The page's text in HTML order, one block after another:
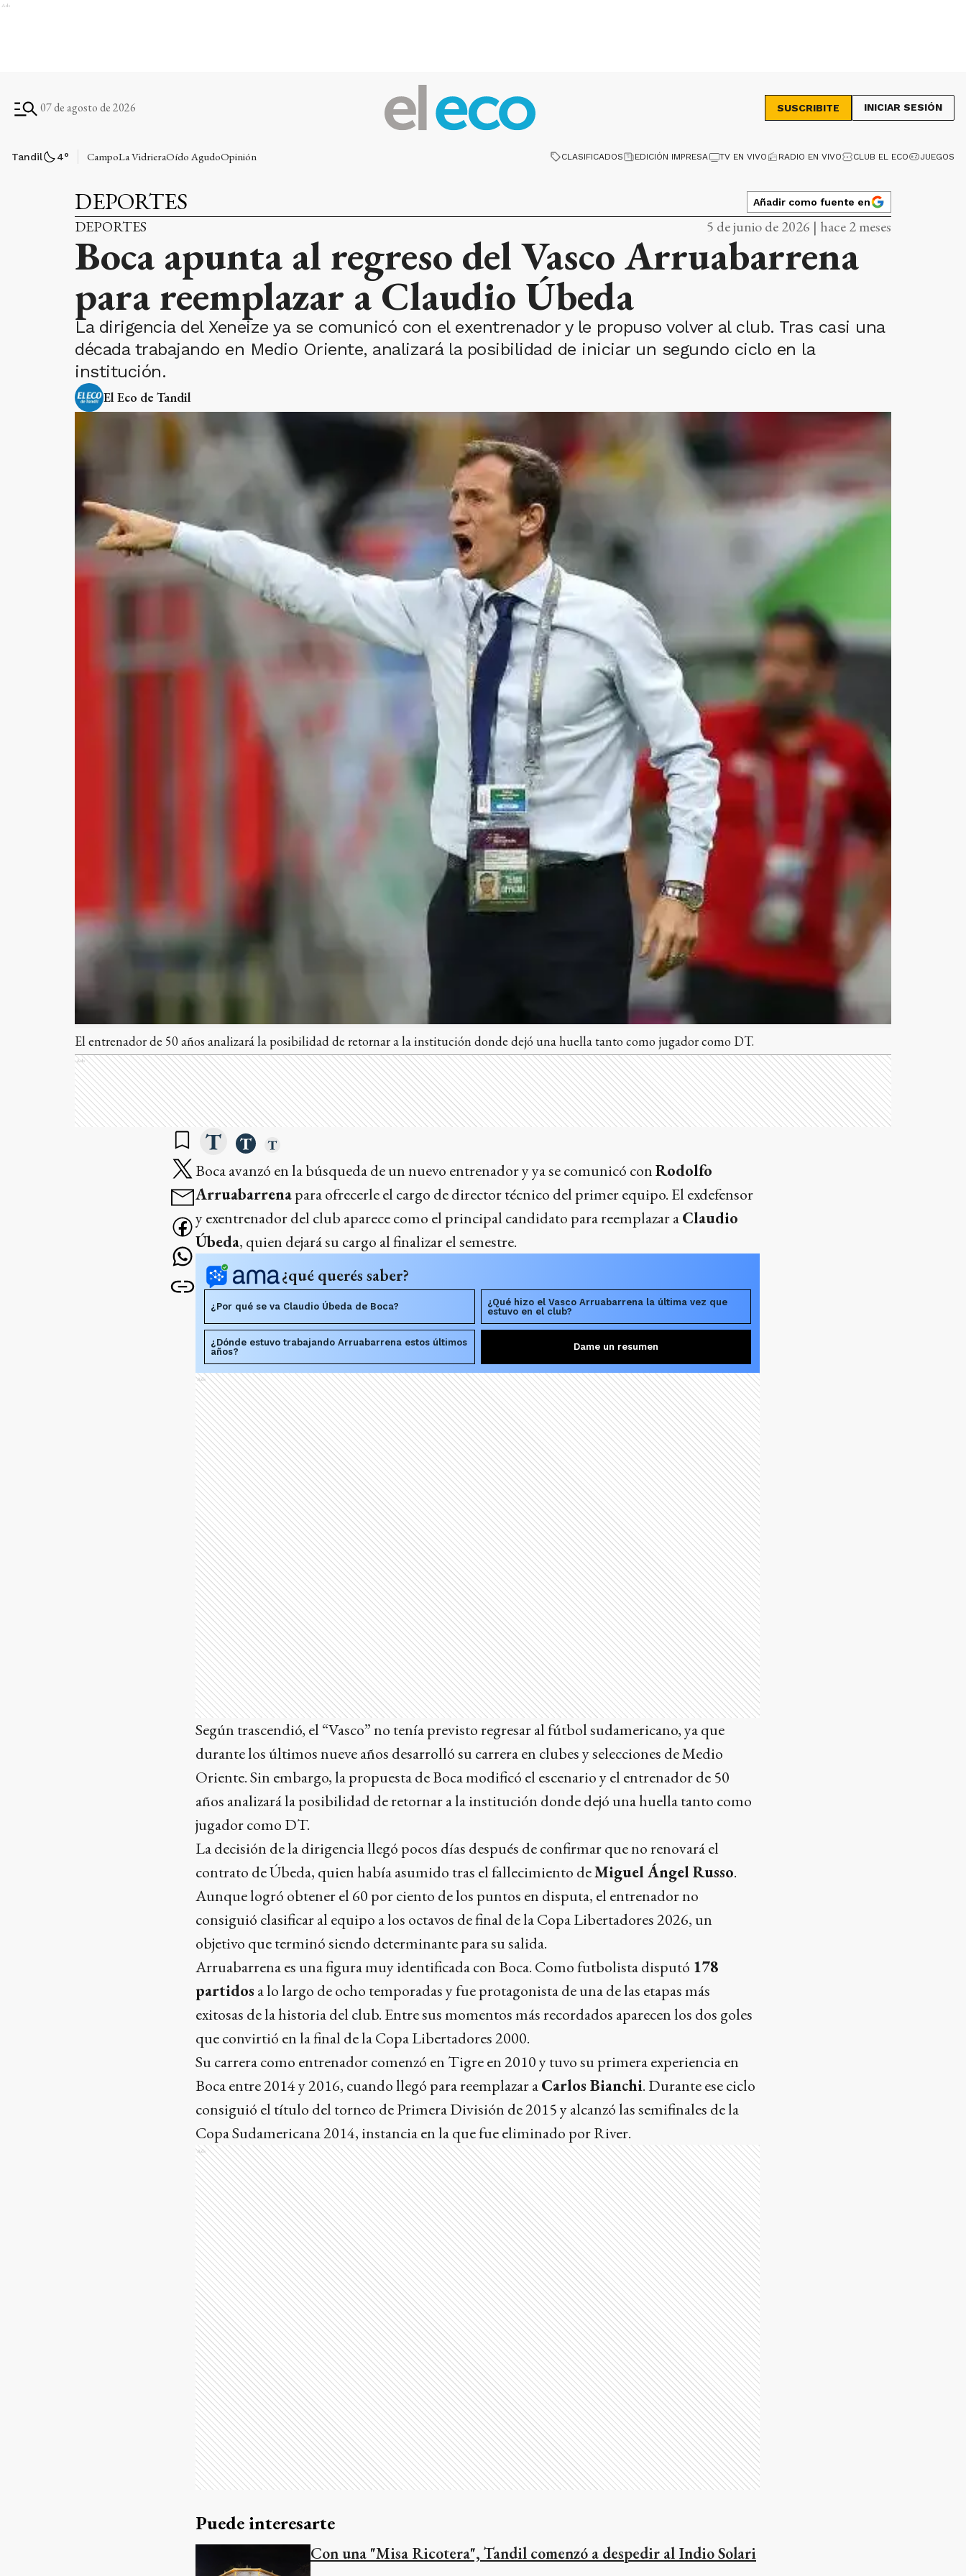
Ads
07 de agosto de 2026 SUSCRIBITE INICIAR SESIÓN
Tandil 4° CampoLa VidrieraOído AgudoOpinión CLASIFICADOS EDICIÓN IMPRESA TV EN VIVO RADIO EN VIVO CLUB EL ECO JUEGOS
DEPORTES Añadir como fuente en
DEPORTES 5 de junio de 2026 | hace 2 meses
Boca apunta al regreso del Vasco Arruabarrena
para reemplazar a Claudio Úbeda
La dirigencia del Xeneize ya se comunicó con el exentrenador y le propuso volver al club. Tras casi una
década trabajando en Medio Oriente, analizará la posibilidad de iniciar un segundo ciclo en la
institución.
El Eco de Tandil
El entrenador de 50 años analizará la posibilidad de retornar a la institución donde dejó una huella tanto como jugador como DT.
Ads
Boca avanzó en la búsqueda de un nuevo entrenador y ya se comunicó conRodolfo
Arruabarrenapara ofrecerle el cargo de director técnico del primer equipo. El exdefensor
y exentrenador del club aparece como el principal candidato para reemplazar aClaudio
Úbeda, quien dejará su cargo al finalizar el semestre.
¿qué querés saber?
¿Por qué se va Claudio Úbeda de Boca?
¿Qué hizo el Vasco Arruabarrena la última vez que
estuvo en el club?
¿Dónde estuvo trabajando Arruabarrena estos últimos
años?
Dame un resumen
Ads
Según trascendió, el “Vasco” no tenía previsto regresar al fútbol sudamericano, ya que
durante los últimos nueve años desarrolló su carrera en clubes y selecciones de Medio
Oriente. Sin embargo, la propuesta de Boca modificó el escenario y el entrenador de 50
años analizará la posibilidad de retornar a la institución donde dejó una huella tanto como
jugador como DT.
La decisión de la dirigencia llegó pocos días después de confirmar que no renovará el
contrato de Úbeda, quien había asumido tras el fallecimiento deMiguel Ángel Russo.
Aunque logró obtener el 60 por ciento de los puntos en disputa, el entrenador no
consiguió clasificar al equipo a los octavos de final de la Copa Libertadores 2026, un
objetivo que terminó siendo determinante para su salida.
Arruabarrena es una figura muy identificada con Boca. Como futbolista disputó 178
partidos a lo largo de ocho temporadas y fue protagonista de una de las etapas más
exitosas de la historia del club. Entre sus momentos más recordados aparecen los dos goles
que convirtió en la final de la Copa Libertadores 2000.
Su carrera como entrenador comenzó en Tigre en 2010 y tuvo su primera experiencia en
Boca entre 2014 y 2016, cuando llegó para reemplazar aCarlos Bianchi. Durante ese ciclo
consiguió el título del torneo de Primera División de 2015 y alcanzó las semifinales de la
Copa Sudamericana 2014, instancia en la que fue eliminado por River.
Ads
Puede interesarte
Con una "Misa Ricotera", Tandil comenzó a despedir al Indio Solari